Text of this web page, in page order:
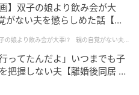
紹介して入居したお客さ
すい立地をすすめたこと
ことがありました。
ス」 45.4％
】双子の娘より飲み会が大
ない夫を懲らしめた話【第1
の娘より飲み会が大事!? 親の自覚がない夫を
ってたんだよ」いつまでも子
把握しない夫【離婚後同居 Vo